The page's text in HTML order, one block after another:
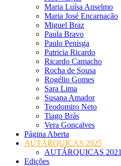
Maria Luísa Anselmo
Maria José Encarnação
Miguel Braz
Paula Bravo
Paulo Penisga
Patricia Ricardo
Ricardo Camacho
Rocha de Sousa
Rogélio Gomes
Sara Lima
Susana Amador
Teodomiro Neto
Tiago Brás
Vera Gonçalves
Página Aberta
AUTÁRQUICAS 2025
AUTÁRQUICAS 2021
Edições